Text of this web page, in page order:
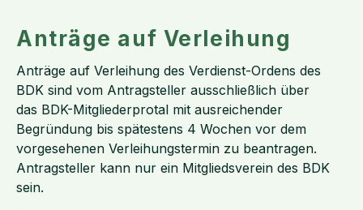
Anträge auf Verleihung
Anträge auf Verleihung des Verdienst-Ordens des
BDK sind vom Antragsteller ausschließlich über
das BDK-Mitgliederprotal mit ausreichender
Begründung bis spätestens 4 Wochen vor dem
vorgesehenen Verleihungstermin zu beantragen.
Antragsteller kann nur ein Mitgliedsverein des BDK
sein.